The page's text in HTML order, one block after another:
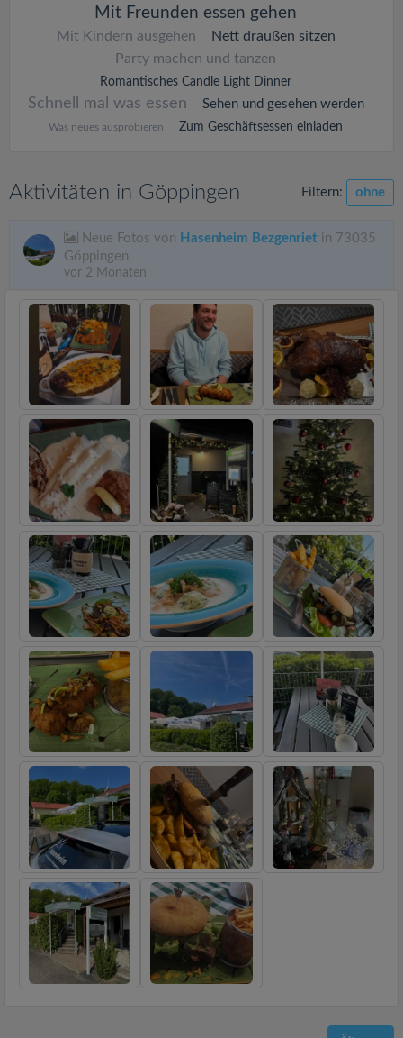
Mit Freunden essen gehen
Mit Kindern ausgehen
Nett draußen sitzen
Party machen und tanzen
Romantisches Candle Light Dinner
Schnell mal was essen Sehen und gesehen werden
Was neues ausprobieren Zum Geschäftsessen einladen
Aktivitäten in Göppingen Filtern: ohne
Neue Fotos von Hasenheim Bezgenriet in 73035
Göppingen.
vor 2 Monaten